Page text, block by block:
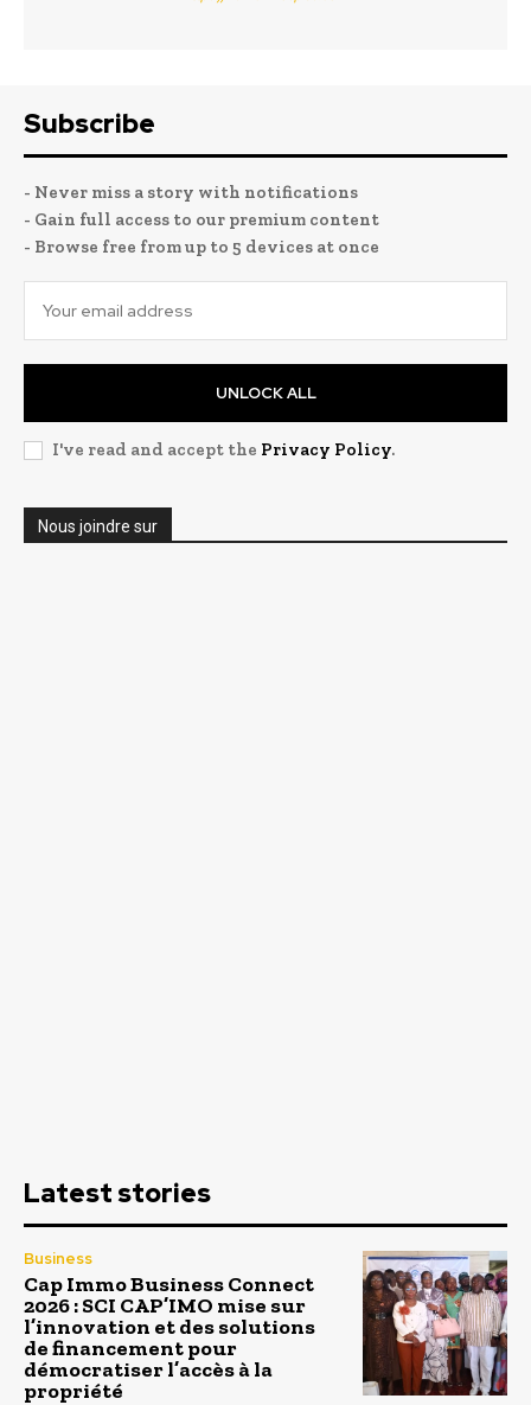
Subscribe
- Never miss a story with notifications
- Gain full access to our premium content
- Browse free from up to 5 devices at once
UNLOCK ALL
I've read and accept the Privacy Policy.
Nous joindre sur
Latest stories
Business
Cap Immo Business Connect
2026 : SCI CAP’IMO mise sur
l’innovation et des solutions
de financement pour
démocratiser l’accès à la
propriété